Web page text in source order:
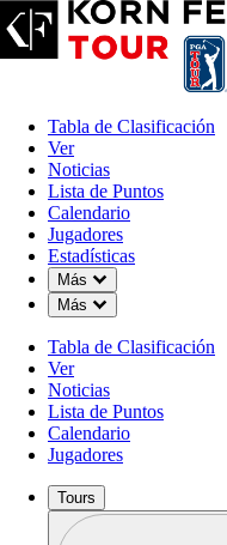
Tabla de Clasificación
Ver
Noticias
Lista de Puntos
Calendario
Jugadores
Estadísticas
Más
Down Chevron
Más
Down Chevron
Tabla de Clasificación
Ver
Noticias
Lista de Puntos
Calendario
Jugadores
Tours